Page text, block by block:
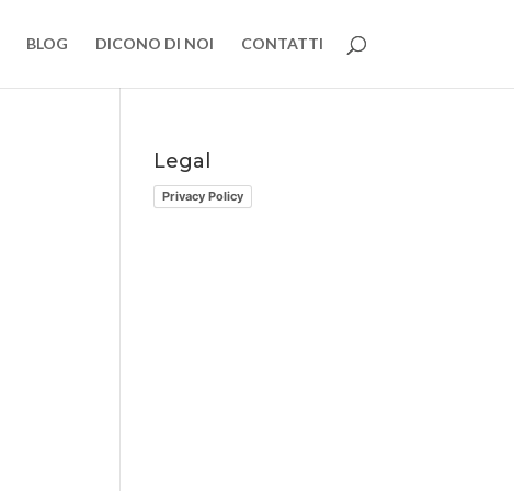
BLOG DICONO DI NOI CONTATTI
Legal
Privacy Policy